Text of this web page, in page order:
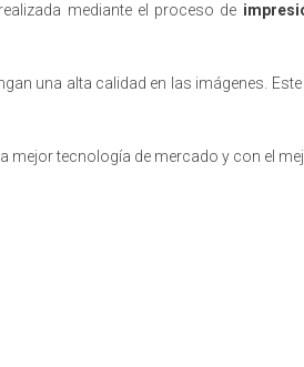
mediante el proceso de
una alta calidad en las imágenes.
mejor tecnología de mercado y con el